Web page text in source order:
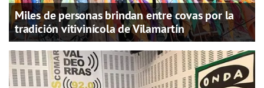
Miles de personas brindan entre covas por la
tradición vitivinícola de Vilamartín